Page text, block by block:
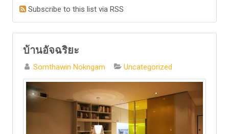
Subscribe to this list via RSS
บ้านอัจฉริยะ
Somthawin Nokngam Uncategorized